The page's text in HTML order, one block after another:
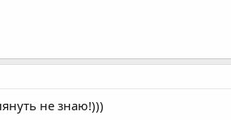
не знаю!)))